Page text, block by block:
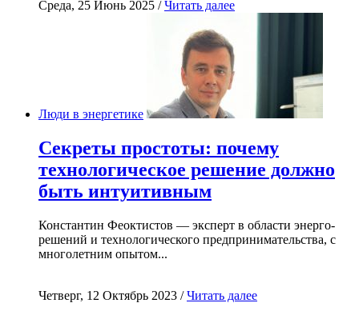
Среда, 25 Июнь 2025 /Читать далее
Люди в энергетике
Секреты простоты: почему
технологическое решение должно
быть интуитивным
Константин Феоктистов — эксперт в области энерго-
решений и технологического предпринимательства, с
многолетним опытом...
Четверг, 12 Октябрь 2023 /Читать далее